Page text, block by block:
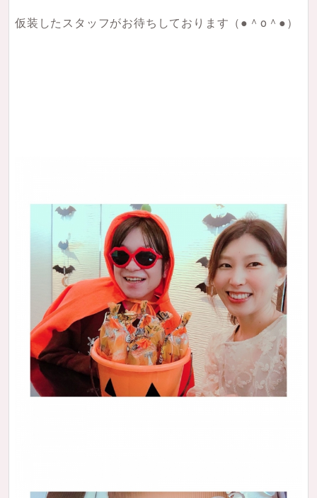
仮装したスタッフがお待ちしております（●＾o＾●）